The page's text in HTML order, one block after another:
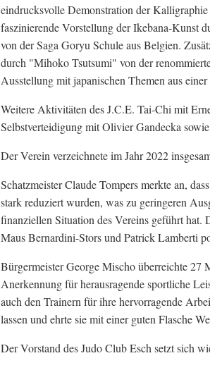
eindrucksvolle Demonstration der
faszinierende Vorstellung der Ikebana-Kunst
von der Saga Goryu Schule aus Belgien.
durch "Mihoko Tsutsumi" von der
Ausstellung mit japanischen Themen aus
Weitere Aktivitäten des J.C.E. Tai-Chi mit
Selbstverteidigung mit Olivier Gandecka
Der Verein verzeichnete im Jahr 2022
Schatzmeister Claude Tompers merkte an,
stark reduziert wurden, was zu geringeren
finanziellen Situation des Vereins geführt hat.
Maus Bernardini-Stors und Patrick Lamberti
Bürgermeister George Mischo überreichte 27
Anerkennung für herausragende sportliche
auch den Trainern für ihre hervorragende
lassen und ehrte sie mit einer guten Flasche
Der Vorstand des Judo Club Esch setzt sich